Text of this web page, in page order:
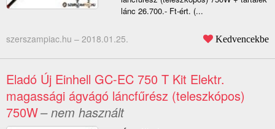
lánc 26.700.- Ft-ért. (...
szerszampiac.hu – 2018.01.25. Kedvencekbe
Eladó Új Einhell GC-EC 750 T Kit Elektr.
magassági ágvágó láncfűrész (teleszkópos)
750W– nem használt